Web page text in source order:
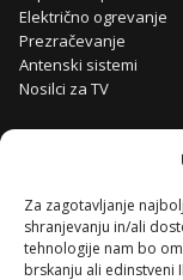
Za zagotavljanje
shranjevanju in/ali
tehnologije nam bo
brskanju ali edinstveni
Električno ogrevanje
Prezračevanje
Antenski sistemi
Nosilci za TV